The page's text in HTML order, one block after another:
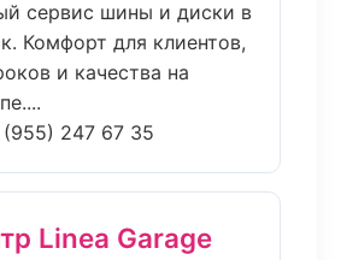
сервис шины и диски в
Комфорт для клиентов,
и качества на
(955) 247 67 35
Linea Garage